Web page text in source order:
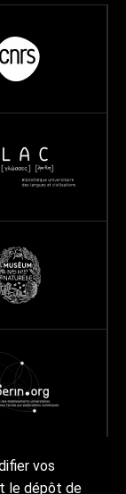
vos
le dépôt de